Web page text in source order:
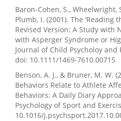
Baron-Cohen, S., Wheelwright,
Plumb, I. (2001). The ‘Reading
Revised Version: A Study with
with Asperger Syndrome or
Journal of Child Psycholoy and
doi: 10.1111/1469-7610.00715
Benson, A. J., & Bruner, M. W.
Behaviors Relate to Athlete
Behaviors: A Daily Diary
Psychology of Sport and
10.1016/